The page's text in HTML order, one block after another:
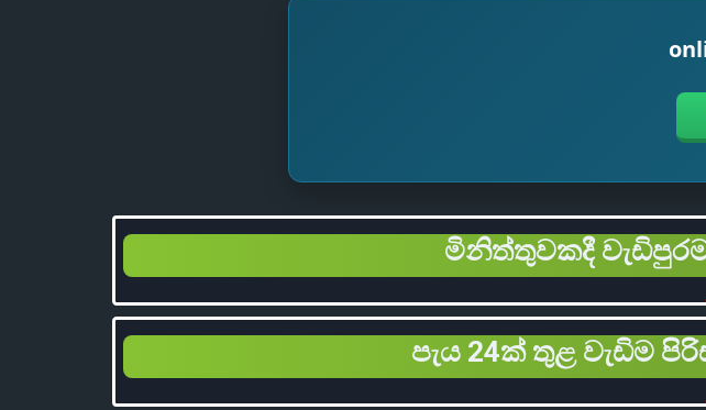
මිනිත්තුවකදී
පැය 24ක් තුළ වැඩිම